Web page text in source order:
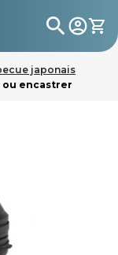
search
japonais
ou encastrer